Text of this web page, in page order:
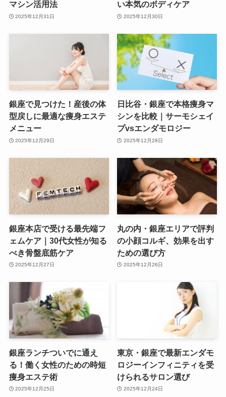
マシン活用法
2025年12月31日
い本気のボディケア
2025年12月30日
銀座で見つけた！産後の体
型戻しに最適な痩身エステ
メニュー
2025年12月29日
日比谷・銀座で本格痩身マ
シンを比較｜サーモシェイ
プvsエンダモロジー
2025年12月28日
銀座本店で受ける最先端フ
ェムケア｜30代女性が知る
べき骨盤底筋ケア
2025年12月27日
丸の内・銀座エリアで評判
の小顔コルギ、効果を出す
ための選び方
2025年12月26日
銀座ランチついでに通え
る！働く女性のための時短
痩身エステ術
2025年12月25日
東京・銀座で最新エンダモ
ロジーインフィニティを受
けられるサロン選び
2025年12月24日